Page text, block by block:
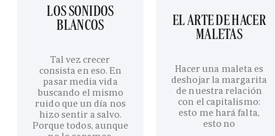
LOS SONIDOS
BLANCOS
Tal vez crecer
consista en eso. En
pasar media vida
buscando el mismo
ruido que un día nos
hizo sentir a salvo.
Porque todos, aunque
EL ARTE DE HACER
MALETAS
Hacer una maleta es
deshojar la margarita
de nuestra relación
con el capitalismo:
esto me hará falta,
esto no